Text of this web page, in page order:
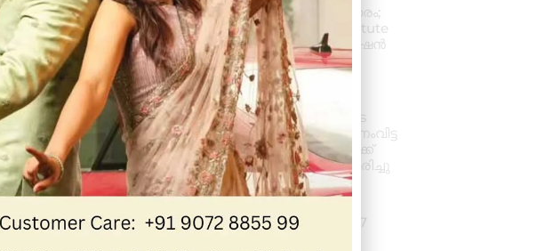
അക്കൗണ്ടന്റാകാൻ അവസരം;
കിലിമാനൂരിൽ Elixer Institute
Of Accounting-ൽ അഡ്മിഷൻ
ആരംഭിച്ചു
August 6, 20263:37 pm
വാഹനം ഓടിക്കുന്നതിനിടെ
ഹൃദയാഘാതം; നിയന്ത്രണംവിട്ട
സ്കൂൾ ബസ് കെട്ടിടത്തിലേക്ക്
ഇടിച്ചുകയറി, ഡ്രൈവർ മരിച്ചു
August 5, 20267:39 pm
കനത്ത മഴ: ജില്ലയിൽ 1.77